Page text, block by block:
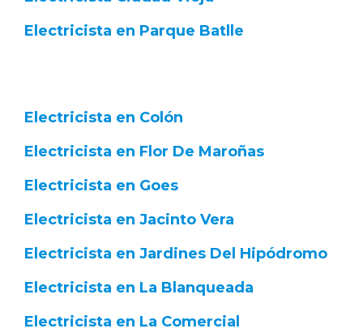
Electricista en Parque Batlle
Electricista en Colón
Electricista en Flor De Maroñas
Electricista en Goes
Electricista en Jacinto Vera
Electricista en Jardines Del Hipódromo
Electricista en La Blanqueada
Electricista en La Comercial